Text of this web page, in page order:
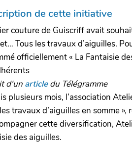
de cette initiative
couture de Guiscriff avait
Tous les travaux d’aiguilles.
officiellement « La Fantaisie
d'un articledu Télégramme
plusieurs mois, l’association
travaux d’aiguilles en somme
cette diversification,
des aiguilles.